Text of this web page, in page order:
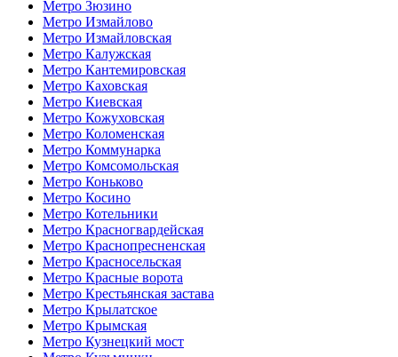
Метро Зюзино
Метро Измайлово
Метро Измайловская
Метро Калужская
Метро Кантемировская
Метро Каховская
Метро Киевская
Метро Кожуховская
Метро Коломенская
Метро Коммунарка
Метро Комсомольская
Метро Коньково
Метро Косино
Метро Котельники
Метро Красногвардейская
Метро Краснопресненская
Метро Красносельская
Метро Красные ворота
Метро Крестьянская застава
Метро Крылатское
Метро Крымская
Метро Кузнецкий мост